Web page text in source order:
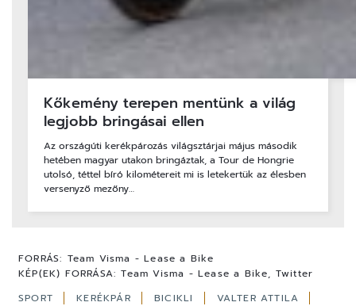
Kőkemény terepen mentünk a világ
legjobb bringásai ellen
Az országúti kerékpározás világsztárjai május második
hetében magyar utakon bringáztak, a Tour de Hongrie
utolsó, téttel bíró kilométereit mi is letekertük az élesben
versenyző mezőny…
FORRÁS: Team Visma - Lease a Bike
KÉP(EK) FORRÁSA: Team Visma - Lease a Bike, Twitter
SPORT
KERÉKPÁR BICIKLI
VALTER ATTILA